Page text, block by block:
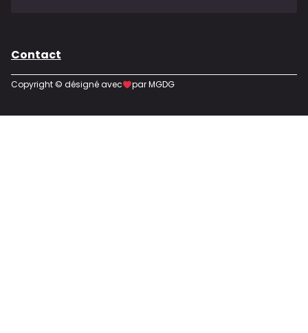
Contact
Copyright © désigné avec par MGDG